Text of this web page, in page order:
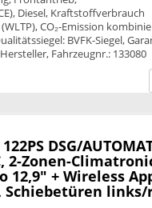
Diesel, Kraftstoffverbrauch
CO₂-Emission
BVFK-Siegel,
Fahrzeugnr.: 133080
DSG/
2-Zonen-
+ Wireless
Schiebetüren